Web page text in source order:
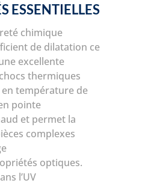
ESSENTIELLES
chimique
de dilatation ce
excellente
thermiques
en température de
pointe
et permet la
complexes
optiques.
l’UV